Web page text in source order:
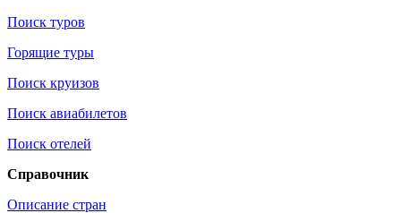
Поиск туров
Горящие туры
Поиск круизов
Поиск авиабилетов
Поиск отелей
Справочник
Описание стран